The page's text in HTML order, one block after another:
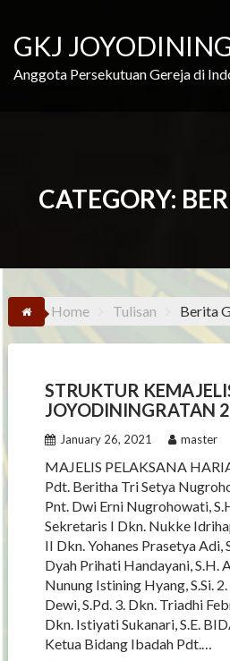
content
GKJ
Anggota Persekutuan Gereja di
CATEGORY:
Home Tulisan Berita
STRUKTUR
JOYODININGRATAN
January 26, 2021 master
MAJELIS PELAKSANA
Pdt. Beritha Tri Setya
Pnt. Dwi Erni Nugrohowati,
Sekretaris I Dkn. Nukke
II Dkn. Yohanes Prasetya Adi,
Dyah Prihati Handayani, S.H.
Nunung Istining Hyang, S.Si.
Dewi, S.Pd. 3. Dkn. Triadhi
Dkn. Istiyati Sukanari, S.E.
Ketua Bidang Ibadah Pdt.…